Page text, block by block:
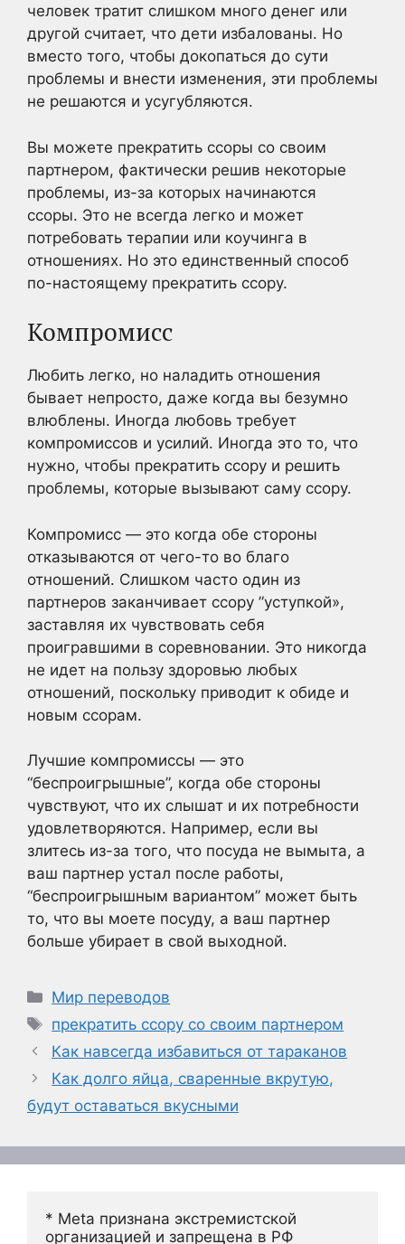
человек тратит слишком много денег или
другой считает, что дети избалованы. Но
вместо того, чтобы докопаться до сути
проблемы и внести изменения, эти проблемы
не решаются и усугубляются.
Вы можете прекратить ссоры со своим
партнером, фактически решив некоторые
проблемы, из-за которых начинаются
ссоры. Это не всегда легко и может
потребовать терапии или коучинга в
отношениях. Но это единственный способ
по-настоящему прекратить ссору.
Компромисс
Любить легко, но наладить отношения
бывает непросто, даже когда вы безумно
влюблены. Иногда любовь требует
компромиссов и усилий. Иногда это то, что
нужно, чтобы прекратить ссору и решить
проблемы, которые вызывают саму ссору.
Компромисс — это когда обе стороны
отказываются от чего-то во благо
отношений. Слишком часто один из
партнеров заканчивает ссору ”уступкой»,
заставляя их чувствовать себя
проигравшими в соревновании. Это никогда
не идет на пользу здоровью любых
отношений, поскольку приводит к обиде и
новым ссорам.
Лучшие компромиссы — это
“беспроигрышные”, когда обе стороны
чувствуют, что их слышат и их потребности
удовлетворяются. Например, если вы
злитесь из-за того, что посуда не вымыта, а
ваш партнер устал после работы,
“беспроигрышным вариантом” может быть
то, что вы моете посуду, а ваш партнер
больше убирает в свой выходной.
Рубрики
Мир переводов
Метки
прекратить ссору со своим партнером
Как навсегда избавиться от тараканов
Как долго яйца, сваренные вкрутую,
будут оставаться вкусными
* Meta признана экстремистской
организацией и запрещена в РФ